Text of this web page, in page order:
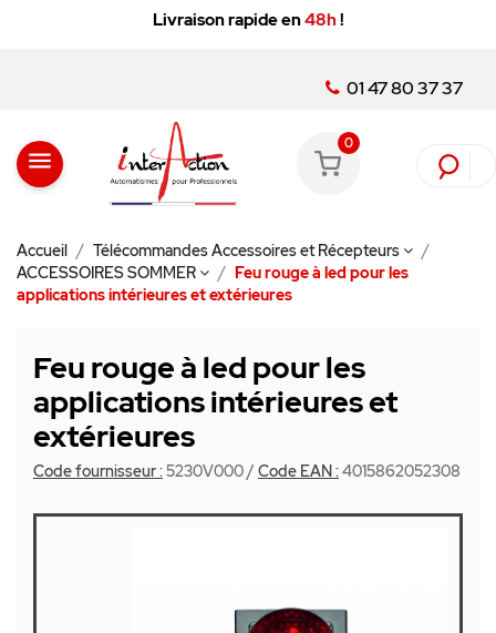
Livraison rapide en48h!
01 47 80 37 37
menu
0
Accueil
Télécommandes Accessoires et Récepteurs
ACCESSOIRES SOMMER
Feu rouge à led pour les
applications intérieures et extérieures
Feu rouge à led pour les
applications intérieures et
extérieures
Code fournisseur :5230V000/ Code EAN :4015862052308